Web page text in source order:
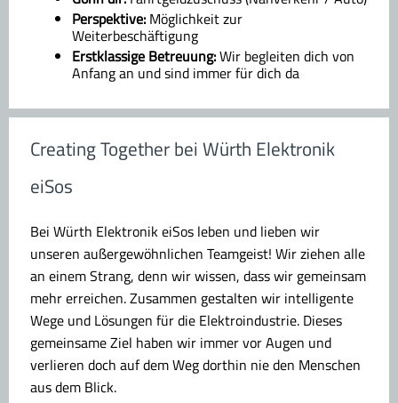
Perspektive: Möglichkeit zur
Weiterbeschäftigung
Erstklassige Betreuung:Wir begleiten dich von
Anfang an und sind immer für dich da
Creating Together bei Würth Elektronik
eiSos
Bei Würth Elektronik eiSos leben und lieben wir
unseren außergewöhnlichen Teamgeist! Wir ziehen alle
an einem Strang, denn wir wissen, dass wir gemeinsam
mehr erreichen. Zusammen gestalten wir intelligente
Wege und Lösungen für die Elektroindustrie. Dieses
gemeinsame Ziel haben wir immer vor Augen und
verlieren doch auf dem Weg dorthin nie den Menschen
aus dem Blick.